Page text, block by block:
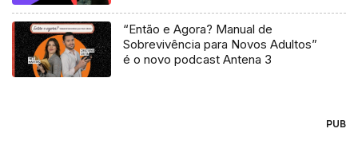
“Então e Agora? Manual de
Sobrevivência para Novos Adultos”
é o novo podcast Antena 3
PUB